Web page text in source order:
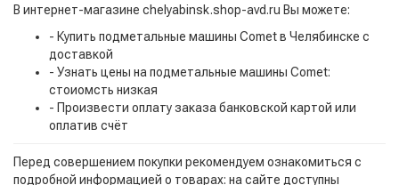
В интернет-магазине chelyabinsk.shop-avd.ru Вы можете:
- Купить подметальные машины Comet в Челябинске с
доставкой
- Узнать цены на подметальные машины Comet:
стоиомсть низкая
- Произвести оплату заказа банковской картой или
оплатив счёт
Перед совершением покупки рекомендуем ознакомиться с
подробной информацией о товарах: на сайте доступны